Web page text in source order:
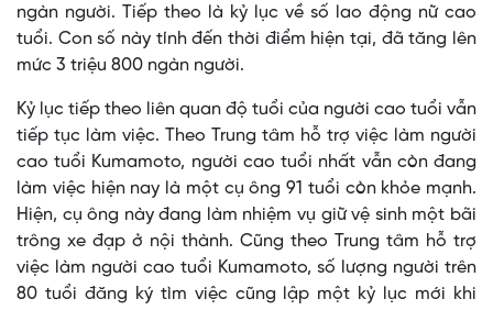
ngàn người. Tiếp theo là kỷ lục về số lao động nữ cao
tuổi. Con số này tính đến thời điểm hiện tại, đã tăng lên
mức 3 triệu 800 ngàn người.
Kỷ lục tiếp theo liên quan độ tuổi của người cao tuổi vẫn
tiếp tục làm việc. Theo Trung tâm hỗ trợ việc làm người
cao tuổi Kumamoto, người cao tuổi nhất vẫn còn đang
làm việc hiện nay là một cụ ông 91 tuổi còn khỏe mạnh.
Hiện, cụ ông này đang làm nhiệm vụ giữ vệ sinh một bãi
trông xe đạp ở nội thành. Cũng theo Trung tâm hỗ trợ
việc làm người cao tuổi Kumamoto, số lượng người trên
80 tuổi đăng ký tìm việc cũng lập một kỷ lục mới khi